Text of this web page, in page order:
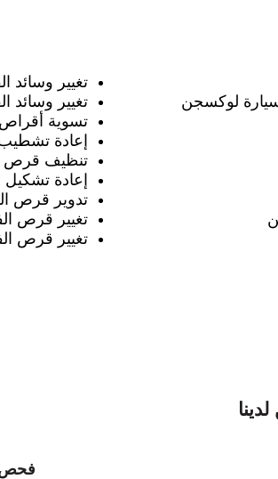
لوكسجن
تغيير وسائد
تغيير وسائد
تسوية
إعادة
تنظيف قرص
إعادة
تدوير قرص
تغيير قرص
تغيير قرص
فحص